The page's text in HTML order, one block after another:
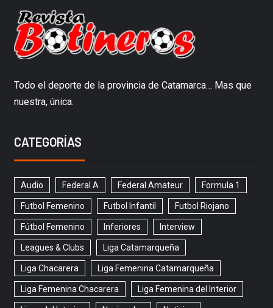
Todo el deporte de la provincia de Catamarca… Mas que
nuestra, única.
CATEGORÍAS
Audio Federal A Federal Amateur Formula 1
Futbol Femenino Futbol Infantil Futbol Riojano
Fútbol Femenino Inferiores Interview
Leagues & Clubs Liga Catamarqueña
Liga Chacarera Liga Femenina Catamarqueña
Liga Femenina Chacarera Liga Femenina del Interior